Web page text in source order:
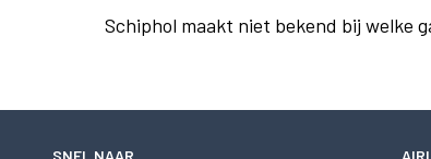
Schiphol maakt niet bekend bij welke
SNEL NAAR